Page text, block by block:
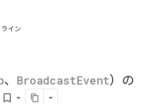
イン
、 BroadcastEvent）の
bookmark_border